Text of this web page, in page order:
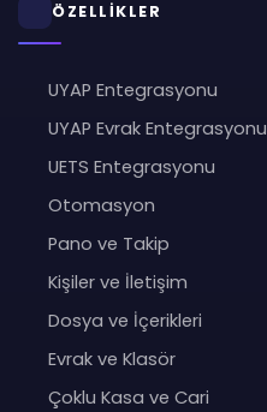
ÖZELLİKLER
UYAP Entegrasyonu
UYAP Evrak Entegrasyonu
UETS Entegrasyonu
Otomasyon
Pano ve Takip
Kişiler ve İletişim
Dosya ve İçerikleri
Evrak ve Klasör
Çoklu Kasa ve Cari